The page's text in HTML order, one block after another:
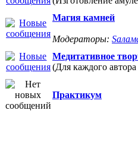
Магия камней
Модераторы:
Медитативное
(Для каждого автора
Практикум